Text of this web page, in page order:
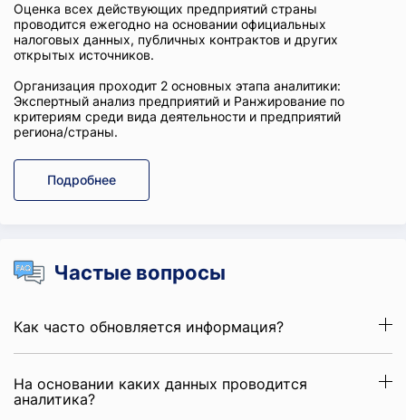
Оценка всех действующих предприятий страны
проводится ежегодно на основании официальных
налоговых данных, публичных контрактов и других
открытых источников.
Организация проходит 2 основных этапа аналитики:
Экспертный анализ предприятий и Ранжирование по
критериям среди вида деятельности и предприятий
региона/страны.
Подробнее
Частые вопросы
Как часто обновляется информация?
На основании каких данных проводится
аналитика?